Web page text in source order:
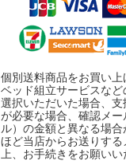
個別送料商品をお買い上
ベッド組立サービスな
選択いただいた場合、
が必要な場合、確認メ
ル）の金額と異なる場
ほど当店からお送りす
上、お手続きをお願いい